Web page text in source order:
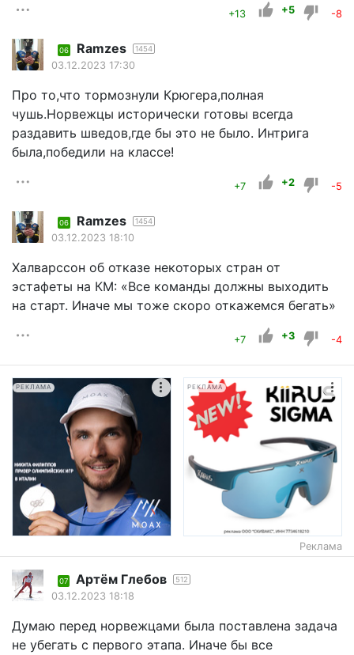
+13 +5 -8
06 Ramzes 1454
03.12.2023 17:30
Про то,что тормознули Крюгера,полная
чушь.Норвежцы исторически готовы всегда
раздавить шведов,где бы это не было. Интрига
была,победили на классе!
+7 +2 -5
06 Ramzes 1454
03.12.2023 18:10
Халварссон об отказе некоторых стран от
эстафеты на КМ: «Все команды должны выходить
на старт. Иначе мы тоже скоро откажемся бегать»
+7 +3 -4
РЕКЛАМА РЕКЛАМА
Реклама
07 Артём Глебов 512
03.12.2023 18:18
Думаю перед норвежцами была поставлена задача
не убегать с первого этапа. Иначе бы все